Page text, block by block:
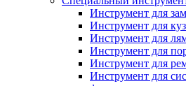
Инструмент для
Инструмент для
Инструмент для
Инструмент для
Инструмент для
Инструмент для